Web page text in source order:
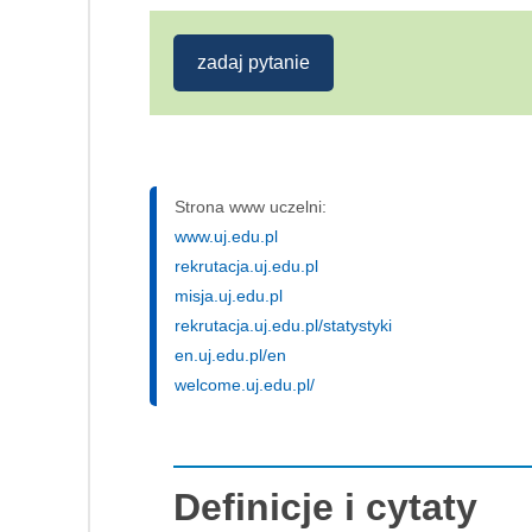
zadaj pytanie
Strona www uczelni:
www.uj.edu.pl
rekrutacja.uj.edu.pl
misja.uj.edu.pl
rekrutacja.uj.edu.pl/statystyki
en.uj.edu.pl/en
welcome.uj.edu.pl/
Definicje i cytaty